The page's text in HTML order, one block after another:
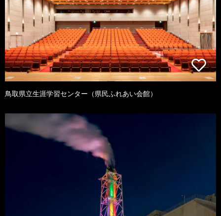
鳥取県立生涯学習センター（県民ふれあい会館）